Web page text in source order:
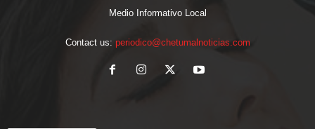
Medio Informativo Local
Contact us: periodico@chetumalnoticias.com